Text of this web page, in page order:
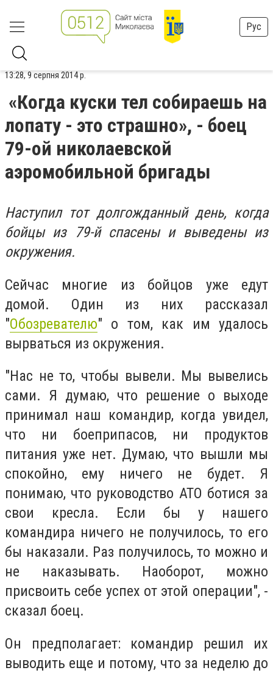
Рус
13:28, 9 серпня 2014 р.
«Когда куски тел собираешь на
лопату - это страшно», - боец
79-ой николаевской
аэромобильной бригады
Наступил тот долгожданный день, когда
бойцы из 79-й спасены и выведены из
окружения.
Сейчас многие из бойцов уже едут
домой. Один из них рассказал
"Обозревателю" о том, как им удалось
вырваться из окружения.
"Нас не то, чтобы вывели. Мы вывелись
сами. Я думаю, что решение о выходе
принимал наш командир, когда увидел,
что ни боеприпасов, ни продуктов
питания уже нет. Думаю, что вышли мы
спокойно, ему ничего не будет. Я
понимаю, что руководство АТО ботися за
свои кресла. Если бы у нашего
командира ничего не получилось, то его
бы наказали. Раз получилось, то можно и
не наказывать. Наоборот, можно
присвоить себе успех от этой операции", -
сказал боец.
Он предполагает: командир решил их
выводить еще и потому, что за неделю до